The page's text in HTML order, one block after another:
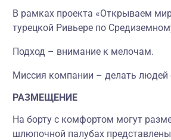
В рамках проекта «Открываем
турецкой Ривьере по
Подход – внимание к мелочам.
Миссия компании – делать людей
РАЗМЕЩЕНИЕ
На борту с комфортом могут
шлюпочной палубах